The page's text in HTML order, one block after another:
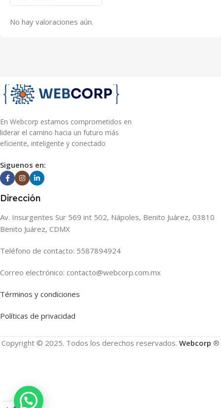
No hay valoraciones aún.
En Webcorp estamos comprometidos en
liderar el camino hacia un futuro más
eficiente, inteligente y conectado
Siguenos en:
Dirección
Av. Insurgentes Sur 569 int 502, Nápoles, Benito Juárez, 03810
Benito Juárez, CDMX
Teléfono de contacto: 5587894924
Correo electrónico: contacto@webcorp.com.mx
Términos y condiciones
Políticas de privacidad
Copyright © 2025. Todos los derechos reservados. Webcorp ®